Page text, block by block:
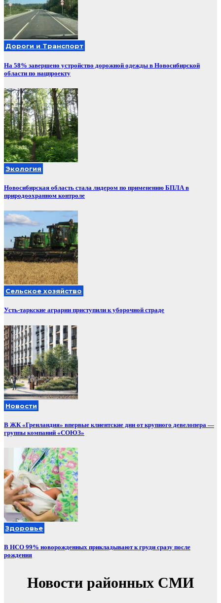
Дороги и Транспорт
На 58% завершено устройство дорожной одежды в Новосибирской
области по нацпроекту
Экология
Новосибирская область стала лидером по применению БПЛА в
природоохранном контроле
Сельское хозяйство
Усть-таркские аграрии приступили к уборочной страде
Новости
В ЖК «Гренландия» впервые клиентские дни от крупного девелопера —
группы компаний «СОЮЗ»
Здоровье
В НСО 99% новорожденных прикладывают к груди сразу после
рождения